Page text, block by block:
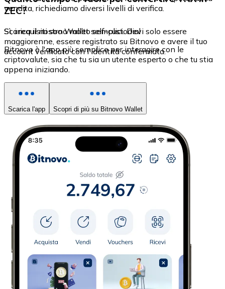
vendita, richiediamo diversi livelli di verifica.
ZEC?
Sì, i requisiti sono molto semplici. Devi solo essere
maggiorenne, essere registrato su Bitnovo e avere il tuo
account verificato con l'identità confermata.
Scarica il nostro Wallet self-custodial
Bitnovo è l'app più semplice per interagire con le
criptovalute, sia che tu sia un utente esperto o che tu stia
appena iniziando.
Scarica l'app Scopri di più su Bitnovo Wallet